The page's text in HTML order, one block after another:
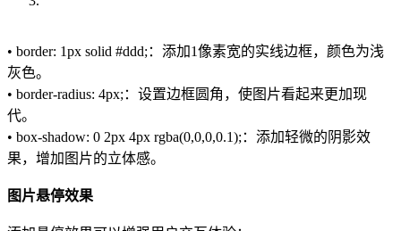
• border: 1px solid #ddd;：添加1像素宽的实线边框，颜色为浅
灰色。
• border-radius: 4px;：设置边框圆角，使图片看起来更加现
代。
• box-shadow: 0 2px 4px rgba(0,0,0,0.1);：添加轻微的阴影效
果，增加图片的立体感。
图片悬停效果